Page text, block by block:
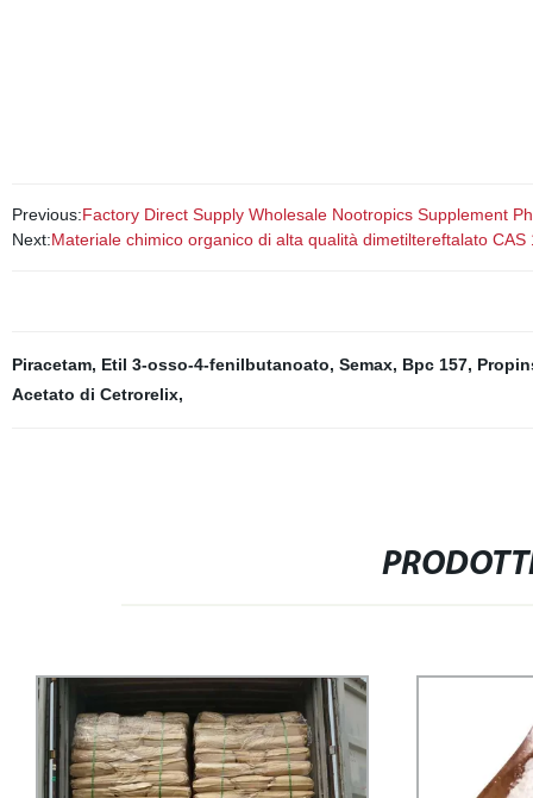
Previous:Factory Direct Supply Wholesale Nootropics Supplement
Next:Materiale chimico organico di alta qualità dimetiltereftalato CAS
Piracetam, Etil 3-osso-4-fenilbutanoato, Semax, Bpc 157,
Acetato di Cetrorelix,